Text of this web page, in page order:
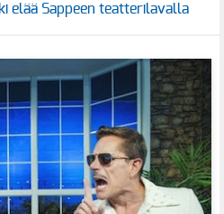
elää Sappeen teatterilavalla